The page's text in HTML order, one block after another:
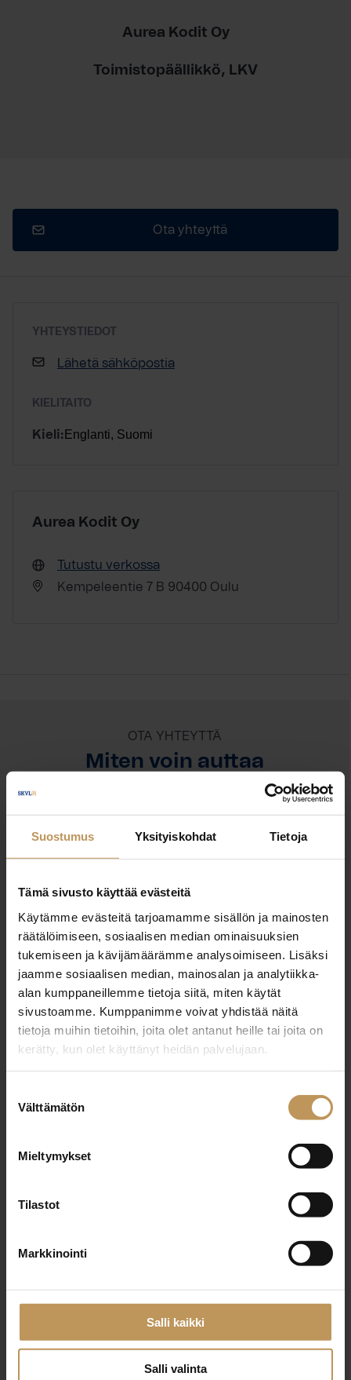
Suostumus Yksityiskohdat Tietoja
Tämä sivusto käyttää evästeitä
Käytämme evästeitä tarjoamamme sisällön ja mainosten
räätälöimiseen, sosiaalisen median ominaisuuksien
tukemiseen ja kävijämäärämme analysoimiseen. Lisäksi
jaamme sosiaalisen median, mainosalan ja analytiikka-
alan kumppaneillemme tietoja siitä, miten käytät
sivustoamme. Kumppanimme voivat yhdistää näitä
tietoja muihin tietoihin, joita olet antanut heille tai joita on
kerätty, kun olet käyttänyt heidän palvelujaan.
valinta
Välttämätön
Mieltymykset
Tilastot
Markkinointi
Salli kaikki
Salli valinta
Aurea Kodit Oy
Toimistopäällikkö, LKV
Ota yhteyttä
YHTEYSTIEDOT
Lähetä sähköpostia
KIELITAITO
Kieli: Englanti, Suomi
Aurea Kodit Oy
Tutustu verkossa
Kempeleentie 7 B 90400 Oulu
OTA YHTEYTTÄ
Miten voin auttaa
Jätä yhteystietosi, niin otan yhteyttä
Toni Järvinen
toni.jarvinen@aurealkv.fi
" näyttää pakolliset kentät
Aihe
Viesti